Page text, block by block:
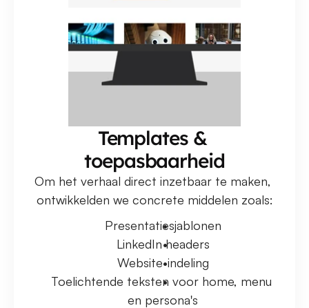
Templates &
toepasbaarheid
Om het verhaal direct inzetbaar te maken,
ontwikkelden we concrete middelen zoals:
Presentatiesjablonen
LinkedIn headers
Website-indeling
Toelichtende teksten voor home, menu
en persona's